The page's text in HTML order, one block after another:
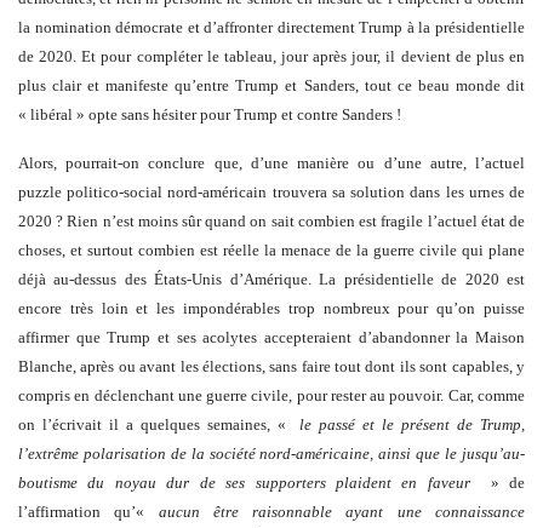
la nomination démocrate et d’affronter directement Trump à la présidentielle
de 2020. Et pour compléter le tableau, jour après jour, il devient de plus en
plus clair et manifeste qu’entre Trump et Sanders, tout ce beau monde dit
« libéral » opte sans hésiter pour Trump et contre Sanders !
Alors, pourrait-on conclure que, d’une manière ou d’une autre, l’actuel
puzzle politico-social nord-américain trouvera sa solution dans les urnes de
2020 ? Rien n’est moins sûr quand on sait combien est fragile l’actuel état de
choses, et surtout combien est réelle la menace de la guerre civile qui plane
déjà au-dessus des États-Unis d’Amérique. La présidentielle de 2020 est
encore très loin et les impondérables trop nombreux pour qu’on puisse
affirmer que Trump et ses acolytes accepteraient d’abandonner la Maison
Blanche, après ou avant les élections, sans faire tout dont ils sont capables, y
compris en déclenchant une guerre civile, pour rester au pouvoir. Car, comme
on l’écrivait il a quelques semaines, «
le passé et le présent de Trump,
l’extrême polarisation de la société nord-américaine, ainsi que le jusqu’au-
boutisme du noyau dur de ses supporters plaident en faveur
» de
l’affirmation qu’« aucun être raisonnable ayant une connaissance